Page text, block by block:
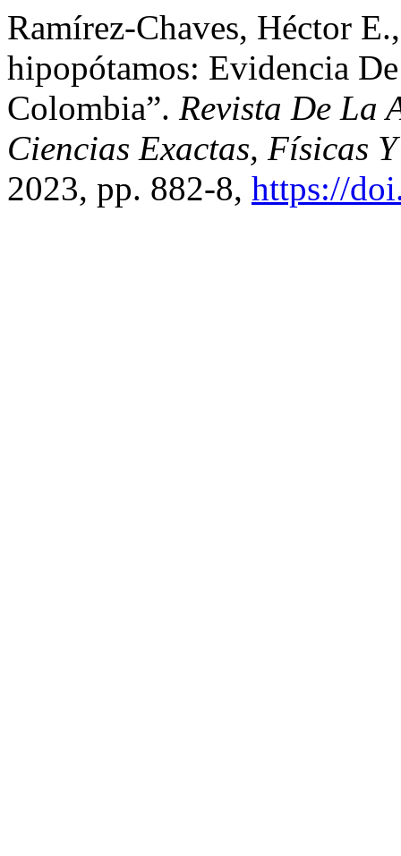
Ramírez-Chaves, Héctor
hipopótamos: Evidencia
Colombia”. Revista De La
Ciencias Exactas, Físicas
2023, pp. 882-8, https://